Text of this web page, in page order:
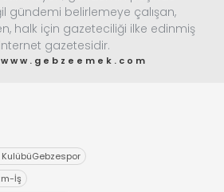
gündemi belirlemeye çalışan,
halk için gazeteciliği ilke edinmiş
gazetesidir.
KulübüGebzespor
İş